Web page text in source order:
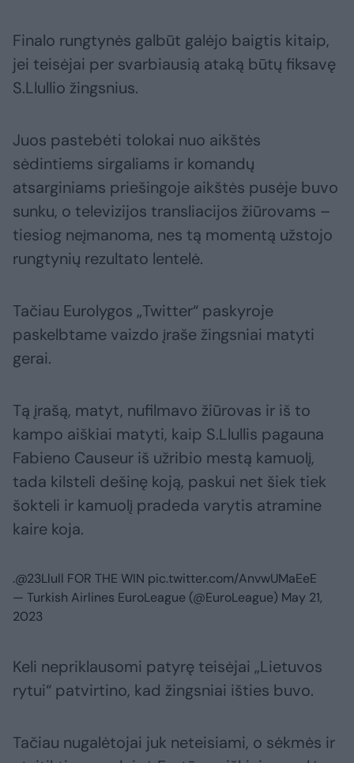
Finalo rungtynės galbūt galėjo baigtis kitaip,
jei teisėjai per svarbiausią ataką būtų fiksavę
S.Llullio žingsnius.
Juos pastebėti tolokai nuo aikštės
sėdintiems sirgaliams ir komandų
atsarginiams priešingoje aikštės pusėje buvo
sunku, o televizijos transliacijos žiūrovams –
tiesiog neįmanoma, nes tą momentą užstojo
rungtynių rezultato lentelė.
Tačiau Eurolygos „Twitter“ paskyroje
paskelbtame vaizdo įraše žingsniai matyti
gerai.
Tą įrašą, matyt, nufilmavo žiūrovas ir iš to
kampo aiškiai matyti, kaip S.Llullis pagauna
Fabieno Causeur iš užribio mestą kamuolį,
tada kilsteli dešinę koją, paskui net šiek tiek
šokteli ir kamuolį pradeda varytis atramine
kaire koja.
.@23Llull FOR THE WIN pic.twitter.com/AnvwUMaEeE
— Turkish Airlines EuroLeague (@EuroLeague) May 21,
2023
Keli nepriklausomi patyrę teisėjai „Lietuvos
rytui“ patvirtino, kad žingsniai išties buvo.
Tačiau nugalėtojai juk neteisiami, o sėkmės ir